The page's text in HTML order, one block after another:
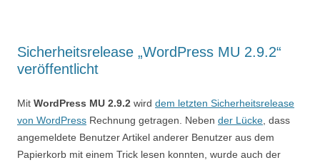
Sicherheitsrelease „WordPress MU 2.9.2“
veröffentlicht
Mit WordPress MU 2.9.2 wird dem letzten Sicherheitsrelease
von WordPress Rechnung getragen. Neben der Lücke , dass
angemeldete Benutzer Artikel anderer Benutzer aus dem
Papierkorb mit einem Trick lesen konnten, wurde auch der